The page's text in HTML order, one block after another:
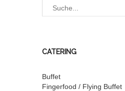
CATERING
Buffet
Fingerfood / Flying Buffet